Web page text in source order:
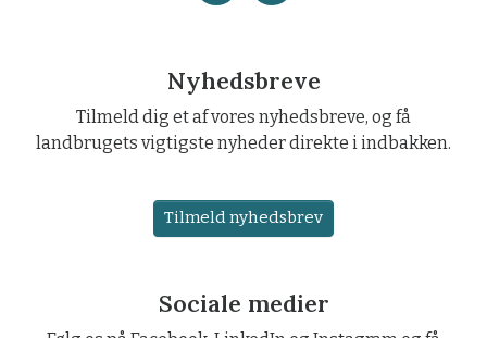
Nyhedsbreve
Tilmeld dig et af vores nyhedsbreve, og få
landbrugets vigtigste nyheder direkte i indbakken.
Tilmeld nyhedsbrev
Sociale medier